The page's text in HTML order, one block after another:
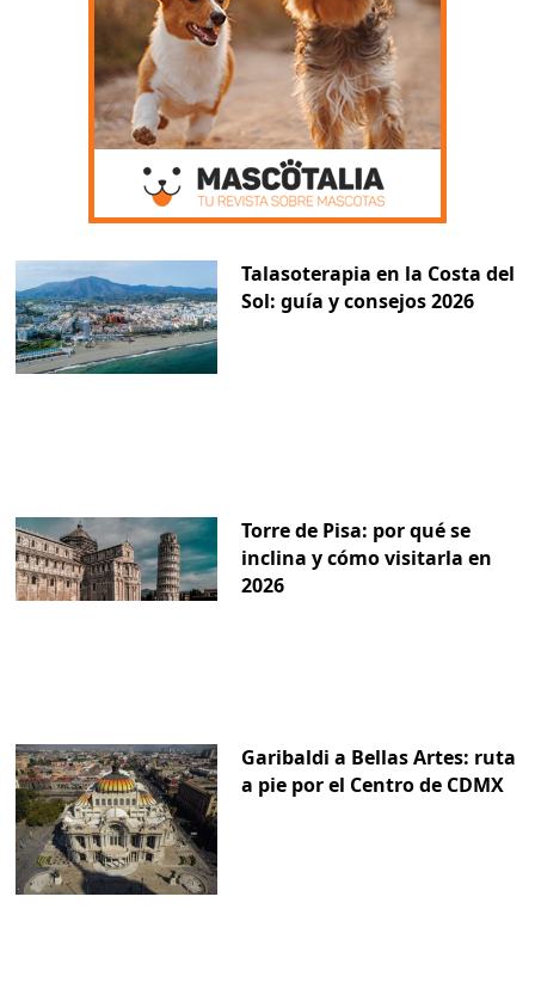
Talasoterapia en la Costa del
Sol: guía y consejos 2026
Torre de Pisa: por qué se
inclina y cómo visitarla en
2026
Garibaldi a Bellas Artes: ruta
a pie por el Centro de CDMX